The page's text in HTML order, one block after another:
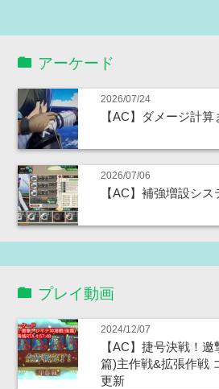
アーケード
2026/07/24
【AC】ダメージ計
2026/07/06
【AC】補強増設シ
プレイ動画
2024/12/07
【AC】捷号決戦！
篇)主作戦&拡張作戦
更新